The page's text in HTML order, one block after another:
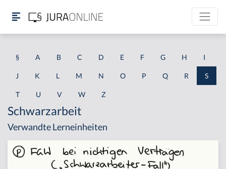
§ A B C D E F G H I
J K L M N O P Q R S
T U V W Z
Schwarzarbeit
Verwandte Lerneinheiten